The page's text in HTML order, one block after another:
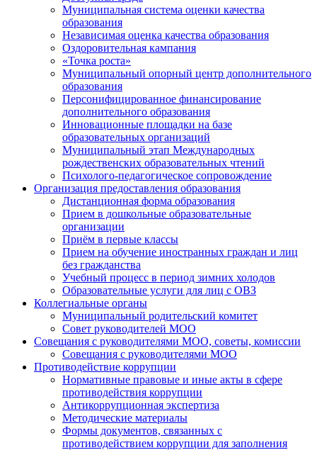
Муниципальная система оценки качества
образования
Независимая оценка качества образования
Оздоровительная кампания
«Точка роста»
Муниципальный опорный центр дополнительного
образования
Персонифицированное финансирование
дополнительного образования
Инновационные площадки на базе
образовательных организаций
Муниципальный этап Международных
рождественских образовательных чтений
Психолого-педагогическое сопровождение
Организация предоставления образования
Дистанционная форма образования
Прием в дошкольные образовательные
организации
Приём в первые классы
Прием на обучение иностранных граждан и лиц
без гражданства
Учебный процесс в период зимних холодов
Образовательные услуги для лиц с ОВЗ
Коллегиальные органы
Муниципальный родительский комитет
Совет руководителей МОО
Совещания с руководителями МОО, советы, комиссии
Совещания с руководителями МОО
Противодействие коррупции
Нормативные правовые и иные акты в сфере
противодействия коррупции
Антикоррупционная экспертиза
Методические материалы
Формы документов, связанных с
противодействием коррупции для заполнения